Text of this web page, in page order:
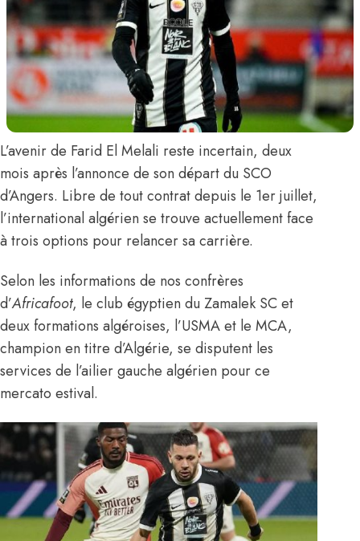
L’avenir de Farid El Melali reste incertain, deux
mois après l’annonce de son départ du SCO
d’Angers. Libre de tout contrat depuis le 1er juillet,
l’international algérien se trouve actuellement face
à trois options pour relancer sa carrière.
Selon les informations de nos confrères
d’Africafoot, le club égyptien du Zamalek SC et
deux formations algéroises, l’USMA et le MCA,
champion en titre d’Algérie, se disputent les
services de l’ailier gauche algérien pour ce
mercato estival.